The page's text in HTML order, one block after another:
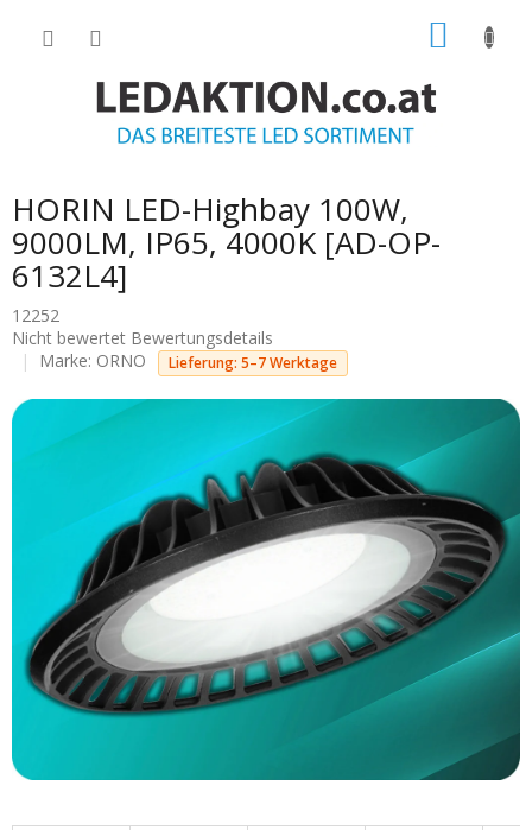
HORIN LED-Highbay 100W,
9000LM, IP65, 4000K [AD-OP-
6132L4]
12252
Die
durchschnittliche
ist
0.0
Nicht bewertet Bewertungsdetails
Marke: ORNO Lieferung: 5–7 Werktage